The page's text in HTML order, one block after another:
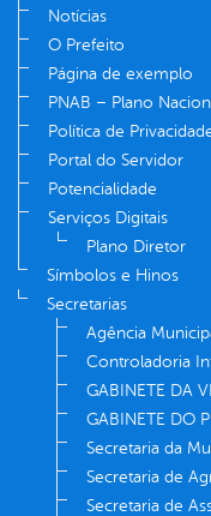
Notícias
O Prefeito
Página de exemplo
PNAB – Plano
Política de
Portal do Servidor
Potencialidade
Serviços Digitais
Plano Diretor
Símbolos e Hinos
Secretarias
Agência
Controladoria
GABINETE DA
GABINETE DO
Secretaria da
Secretaria de
Secretaria de